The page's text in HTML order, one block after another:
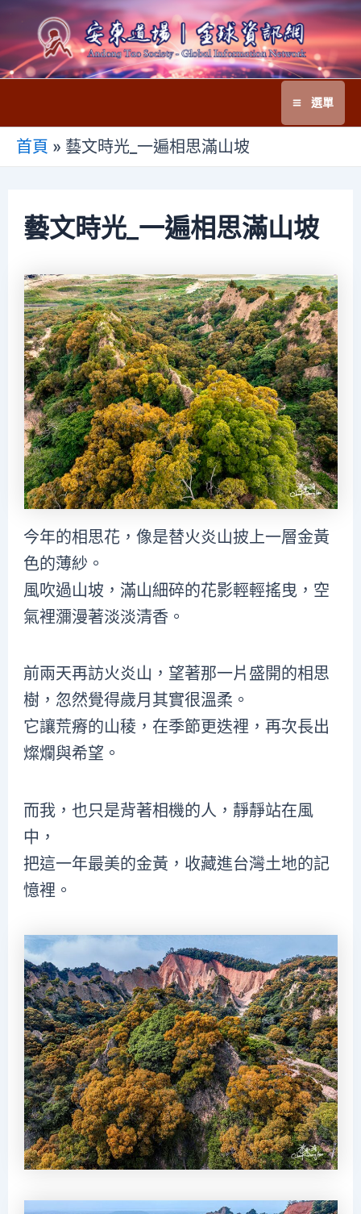
至
主
Main
選單
首頁 » 藝文時光_一遍相思滿山坡
藝文時光_一遍相思滿山坡
今年的相思花，像是替火炎山披上一層金黃
色的薄紗。
風吹過山坡，滿山細碎的花影輕輕搖曳，空
氣裡瀰漫著淡淡清香。
前兩天再訪火炎山，望著那一片盛開的相思
樹，忽然覺得歲月其實很溫柔。
它讓荒瘠的山稜，在季節更迭裡，再次長出
燦爛與希望。
而我，也只是背著相機的人，靜靜站在風
中，
把這一年最美的金黃，收藏進台灣土地的記
憶裡。